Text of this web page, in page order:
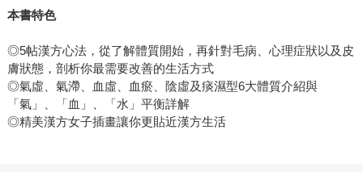
本書特色
◎5帖漢方心法，從了解體質開始，再針對毛病、心理症狀以及皮
膚狀態，剖析你最需要改善的生活方式
◎氣虛、氣滯、血虛、血瘀、陰虛及痰濕型6大體質介紹與
「氣」、「血」、「水」平衡詳解
◎精美漢方女子插畫讓你更貼近漢方生活